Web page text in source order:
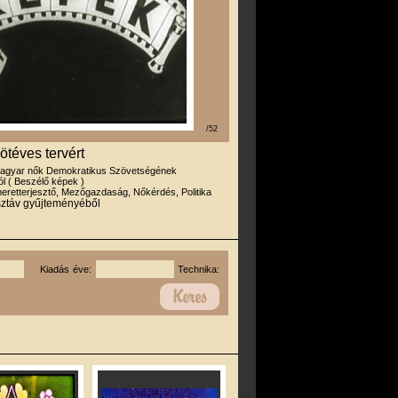
/52
tervért
nők Demokratikus Szövetségének
( Beszélő képek )
Mezőgazdaság, Nőkérdés, Politika
gyűjteményéből
Kiadás éve: Technika: